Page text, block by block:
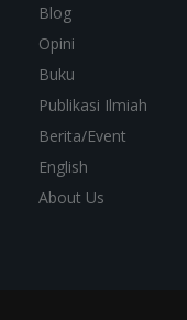
Blog
Opini
Buku
Publikasi Ilmiah
Berita/Event
English
About Us